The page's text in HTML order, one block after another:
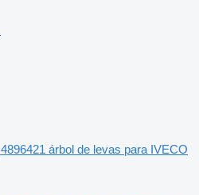
4896421 árbol de levas para IVECO